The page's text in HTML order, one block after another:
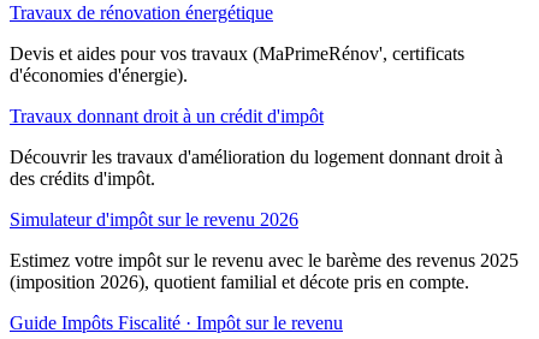
Travaux de rénovation énergétique
Devis et aides pour vos travaux (MaPrimeRénov', certificats
d'économies d'énergie).
Travaux donnant droit à un crédit d'impôt
Découvrir les travaux d'amélioration du logement donnant droit à
des crédits d'impôt.
Simulateur d'impôt sur le revenu 2026
Estimez votre impôt sur le revenu avec le barème des revenus 2025
(imposition 2026), quotient familial et décote pris en compte.
Guide Impôts Fiscalité · Impôt sur le revenu